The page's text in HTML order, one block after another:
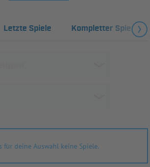
Letzte Spiele Kompletter Spielplan
für deine Auswahl keine Spiele.